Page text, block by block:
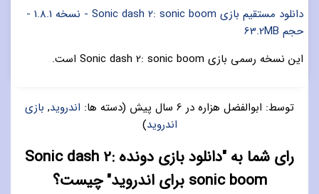
دانلود مستقیم بازی Sonic dash 2: sonic boom - نسخه 1.8.1 -
حجم 63.2MB
این نسخه رسمی بازی Sonic dash 2: sonic boom است.
توسط: ابوالفضل هزاره در 6 سال پیش (دسته ها: اندروید, بازی
اندروید)
رای شما به "دانلود بازی دونده Sonic dash 2:
sonic boom برای اندروید" چیست؟